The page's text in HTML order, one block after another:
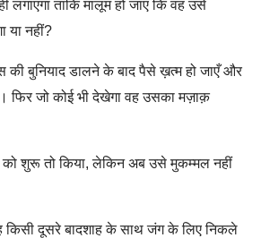
लगाएगा ताकि मालूम हो जाए कि वह उसे
या नहीं?
की बुनियाद डालने के बाद पैसे ख़त्म हो जाएँ और
जो कोई भी देखेगा वह उसका मज़ाक़
को शुरू तो किया, लेकिन अब उसे मुकम्मल नहीं
किसी दूसरे बादशाह के साथ जंग के लिए निकले